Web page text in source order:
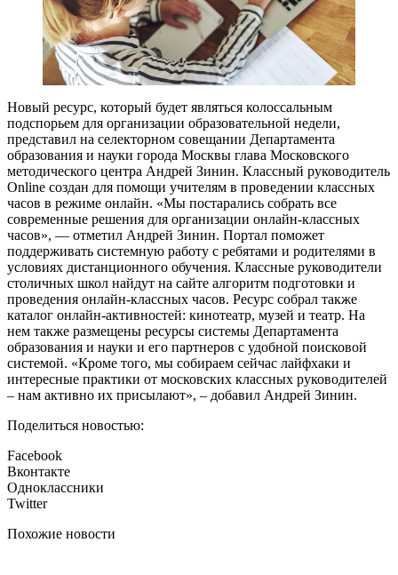
Новый ресурс, который будет являться колоссальным
подспорьем для организации образовательной недели,
представил на селекторном совещании Департамента
образования и науки города Москвы глава Московского
методического центра Андрей Зинин. Классный руководитель
Online создан для помощи учителям в проведении классных
часов в режиме онлайн. «Мы постарались собрать все
современные решения для организации онлайн-классных
часов», — отметил Андрей Зинин. Портал поможет
поддерживать системную работу с ребятами и родителями в
условиях дистанционного обучения. Классные руководители
столичных школ найдут на сайте алгоритм подготовки и
проведения онлайн-классных часов. Ресурс собрал также
каталог онлайн-активностей: кинотеатр, музей и театр. На
нем также размещены ресурсы системы Департамента
образования и науки и его партнеров с удобной поисковой
системой. «Кроме того, мы собираем сейчас лайфхаки и
интересные практики от московских классных руководителей
– нам активно их присылают», – добавил Андрей Зинин.
Поделиться новостью:
Facebook
Вконтакте
Одноклассники
Twitter
Похожие новости